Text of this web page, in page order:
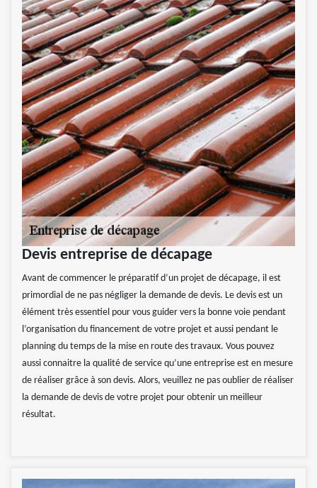
Devis entreprise de décapage
Avant de commencer le préparatif d’un projet de décapage, il est
primordial de ne pas négliger la demande de devis. Le devis est un
élément très essentiel pour vous guider vers la bonne voie pendant
l’organisation du financement de votre projet et aussi pendant le
planning du temps de la mise en route des travaux. Vous pouvez
aussi connaitre la qualité de service qu’une entreprise est en mesure
de réaliser grâce à son devis. Alors, veuillez ne pas oublier de réaliser
la demande de devis de votre projet pour obtenir un meilleur
résultat.